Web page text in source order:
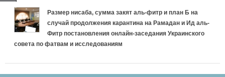
Размер нисаба, сумма закят аль-фитр и план Б на
случай продолжения карантина на Рамадан и Ид аль-
Фитр постановления онлайн-заседания Украинского
совета по фатвам и исследованиям